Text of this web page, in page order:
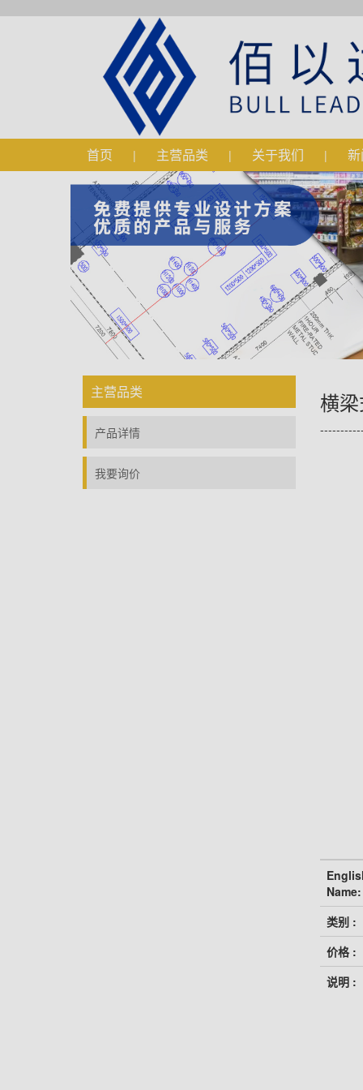
首页 | 主营品类 | 关于我们 |
主营品类
产品详情
我要询价
横
Name:
类别 :
价格 :
说明 :
咨询